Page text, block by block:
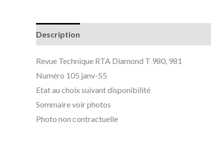
Description
Revue Technique RTA Diamond T 980, 981
Numéro 105 janv-55
Etat au choix suivant disponibilité
Sommaire voir photos
Photo non contractuelle